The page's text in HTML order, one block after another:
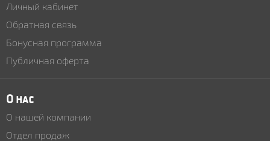
Личный кабинет
Обратная связь
Бонусная программа
Публичная оферта
О нас
О нашей компании
Отдел продаж